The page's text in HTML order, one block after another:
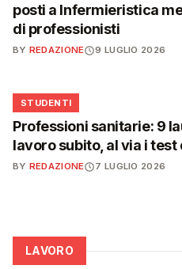
posti a Infermieristica
di professionisti
BY REDAZIONE 9 LUGLIO 2026
🎓
STUDENTI
Professioni sanitarie: 9
lavoro subito, al via i
BY REDAZIONE 7 LUGLIO 2026
LAVORO